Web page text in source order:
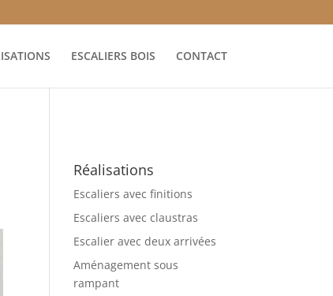
ESCALIERS BOIS CONTACT
Réalisations
Escaliers avec finitions
Escaliers avec claustras
Escalier avec deux arrivées
Aménagement sous
rampant